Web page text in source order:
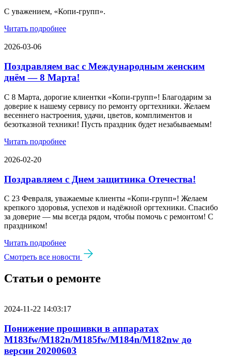
С уважением, «Копи-групп».
Читать подробнее
2026-03-06
Поздравляем вас с Международным женским
днём — 8 Марта!
С 8 Марта, дорогие клиентки «Копи‑групп»! Благодарим за
доверие к нашему сервису по ремонту оргтехники. Желаем
весеннего настроения, удачи, цветов, комплиментов и
безотказной техники! Пусть праздник будет незабываемым!
Читать подробнее
2026-02-20
Поздравляем с Днем защитника Отечества!
С 23 Февраля, уважаемые клиенты «Копи‑групп»! Желаем
крепкого здоровья, успехов и надёжной оргтехники. Спасибо
за доверие — мы всегда рядом, чтобы помочь с ремонтом! С
праздником!
Читать подробнее
Смотреть все новости
Статьи о ремонте
2024-11-22 14:03:17
Понижение прошивки в аппаратах
M183fw/M182n/M185fw/M184n/M182nw до
версии 20200603